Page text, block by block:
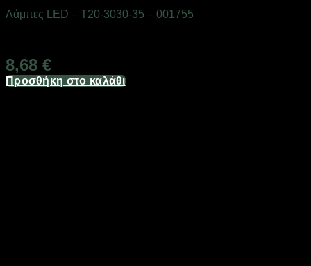
Λάμπες LED – T20-3030-35 – 001755
8,68 €
Προσθήκη στο καλάθι